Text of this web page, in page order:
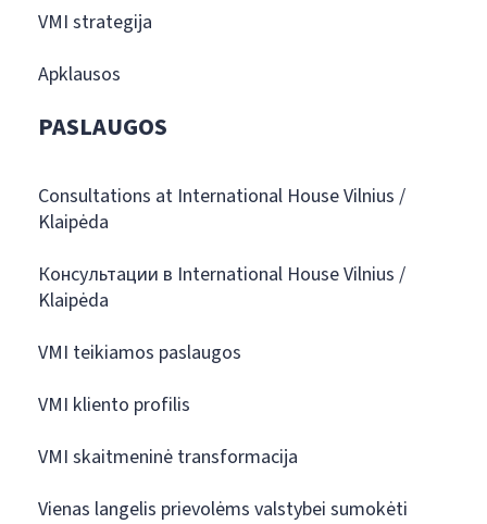
VMI strategija
Apklausos
PASLAUGOS
Consultations at International House Vilnius /
Klaipėda
Консультации в International House Vilnius /
Klaipėda
VMI teikiamos paslaugos
VMI kliento profilis
VMI skaitmeninė transformacija
Vienas langelis prievolėms valstybei sumokėti